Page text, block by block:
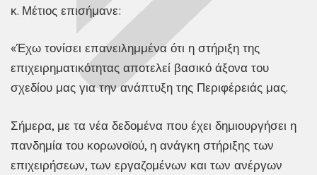
κ. Μέτιος επισήμανε:
«Έχω τονίσει επανειλημμένα ότι η στήριξη της
επιχειρηματικότητας αποτελεί βασικό άξονα του
σχεδίου μας για την ανάπτυξη της Περιφέρειάς μας.
Σήμερα, με τα νέα δεδομένα που έχει δημιουργήσει η
πανδημία του κορωνοϊού, η ανάγκη στήριξης των
επιχειρήσεων, των εργαζομένων και των ανέργων